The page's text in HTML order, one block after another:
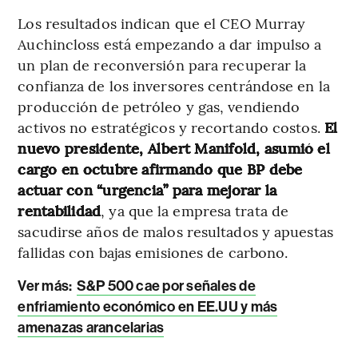
Los resultados indican que el CEO Murray
Auchincloss está empezando a dar impulso a
un plan de reconversión para recuperar la
confianza de los inversores centrándose en la
producción de petróleo y gas, vendiendo
activos no estratégicos y recortando costos. El
nuevo presidente, Albert Manifold, asumió el
cargo en octubre afirmando que BP debe
actuar con “urgencia” para mejorar la
rentabilidad, ya que la empresa trata de
sacudirse años de malos resultados y apuestas
fallidas con bajas emisiones de carbono.
Ver más: S&P 500 cae por señales de
enfriamiento económico en EE.UU y más
amenazas arancelarias